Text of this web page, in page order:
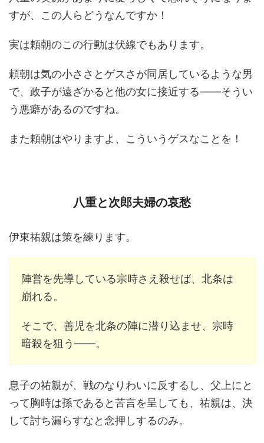
すが、この人らどうなんですか！
実は頼朝のこの行動は伏線でもあります。
頼朝は気の小ささとゲスさが同居しているような男
で、政子が遠ざかると他の女に接近する――そうい
う悪癖があるのですね。
また頼朝はやりますよ、こういうゲスなことを！
八重と次郎夫婦の哀愁
伊東祐親は策を練ります。
陣営を先導している宗時さえ殺せば、北条は
崩れる。
そこで、善児を北条の陣に潜り込ませ、宗時
暗殺を狙う――。
息子の祐親が、戦のなりわいに反するし、父上にと
って胸時は孫であると苦言を呈しても、祐親は、決
して討ち漏らすなと念押しするのみ。